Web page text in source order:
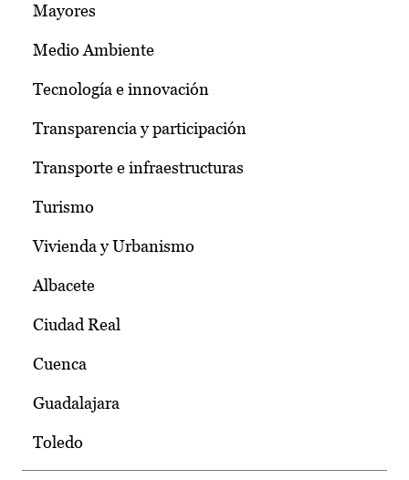
Mayores
Medio Ambiente
Tecnología e innovación
Transparencia y participación
Transporte e infraestructuras
Turismo
Vivienda y Urbanismo
Albacete
Ciudad Real
Cuenca
Guadalajara
Toledo